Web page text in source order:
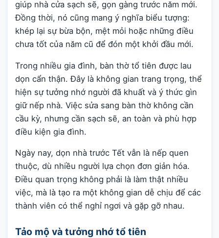
giúp nhà cửa sạch sẽ, gọn gàng trước năm mới.
Đồng thời, nó cũng mang ý nghĩa biểu tượng:
khép lại sự bừa bộn, mệt mỏi hoặc những điều
chưa tốt của năm cũ để đón một khởi đầu mới.
Trong nhiều gia đình, bàn thờ tổ tiên được lau
dọn cẩn thận. Đây là không gian trang trọng, thể
hiện sự tưởng nhớ người đã khuất và ý thức gìn
giữ nếp nhà. Việc sửa sang bàn thờ không cần
cầu kỳ, nhưng cần sạch sẽ, an toàn và phù hợp
điều kiện gia đình.
Ngày nay, dọn nhà trước Tết vẫn là nếp quen
thuộc, dù nhiều người lựa chọn đơn giản hóa.
Điều quan trọng không phải là làm thật nhiều
việc, mà là tạo ra một không gian dễ chịu để các
thành viên có thể nghỉ ngơi và gặp gỡ nhau.
Tảo mộ và tưởng nhớ tổ tiên